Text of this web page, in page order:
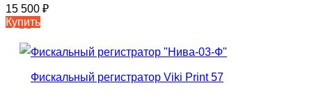
15 500 ₽
Купить